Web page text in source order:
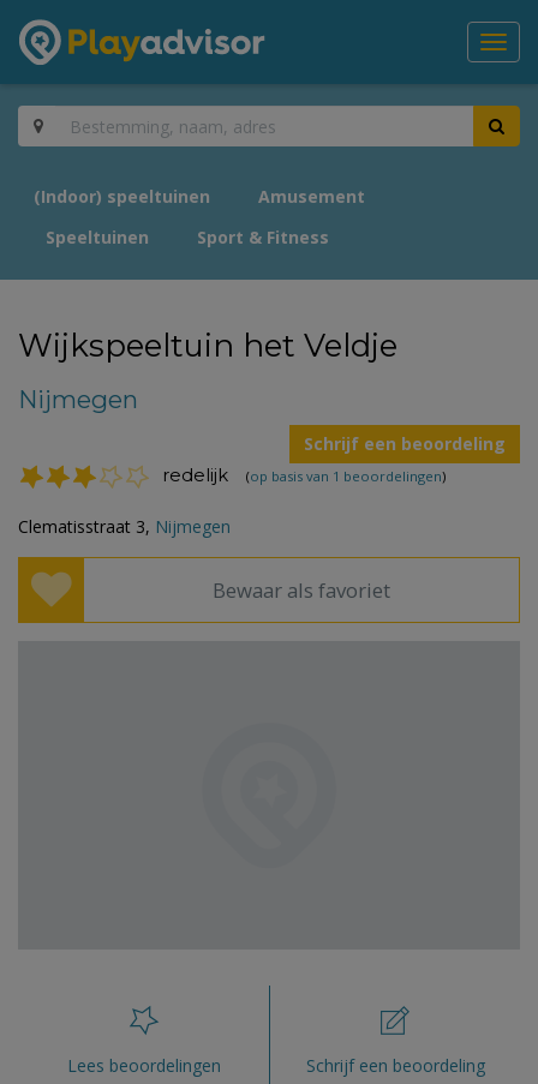
(Indoor) speeltuinen
Amusement
Speeltuinen
Sport & Fitness
Wijkspeeltuin het Veldje
Nijmegen
Schrijf een beoordeling
redelijk (op basis van 1 beoordelingen)
Clematisstraat 3, Nijmegen
Bewaar als favoriet
Lees beoordelingen Schrijf een beoordeling